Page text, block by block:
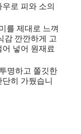
로 피와 소의
를 제대로 느껴
감 깐깐하게 고
넣어 원재료
명하고 쫄깃한
히 가뒀습니